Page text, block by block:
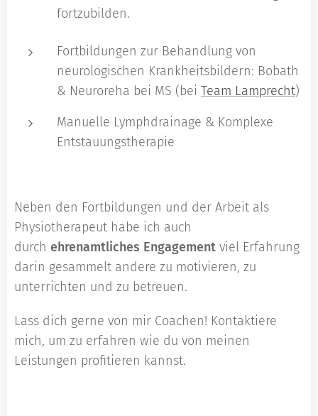
fortzubilden.
Fortbildungen zur Behandlung von
neurologischen Krankheitsbildern: Bobath
& Neuroreha bei MS (bei Team Lamprecht)
Manuelle Lymphdrainage & Komplexe
Entstauungstherapie
Neben den Fortbildungen und der Arbeit als
Physiotherapeut habe ich auch
durch ehrenamtliches Engagement viel Erfahrung
darin gesammelt andere zu motivieren, zu
unterrichten und zu betreuen.
Lass dich gerne von mir Coachen! Kontaktiere
mich, um zu erfahren wie du von meinen
Leistungen profitieren kannst.